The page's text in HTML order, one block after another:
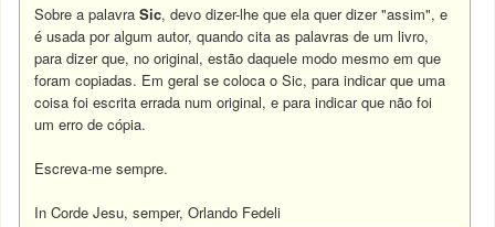
Sobre a palavraSic, devo dizer-lhe que ela quer dizer "assim", e
é usada por algum autor, quando cita as palavras de um livro,
para dizer que, no original, estão daquele modo mesmo em que
foram copiadas. Em geral se coloca o Sic, para indicar que uma
coisa foi escrita errada num original, e para indicar que não foi
um erro de cópia.
Escreva-me sempre.
In Corde Jesu, semper, Orlando Fedeli